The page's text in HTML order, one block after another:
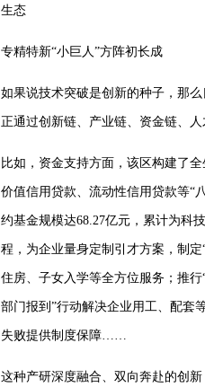
生态
专精特新“小巨人”方阵初长成
如果说技术突破是创新的种子，那
正通过创新链、产业链、资金链、人
比如，资金支持方面，该区构建了
价值信用贷款、流动性信用贷款等“
约基金规模达68.27亿元，累计为科
程，为企业量身定制引才方案，制
住房、子女入学等全方位服务；推行
部门报到”行动解决企业用工、配套
失败提供制度保障……
这种产研深度融合、双向奔赴的创新